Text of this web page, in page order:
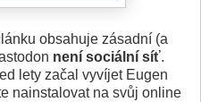
obsahuje zásadní (a
není sociální síť.
lety začal vyvíjet Eugen
nainstalovat na svůj online